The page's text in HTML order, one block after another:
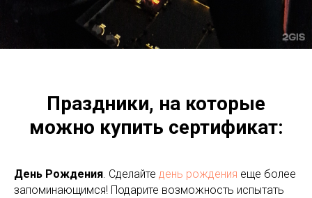
Праздники, на которые
можно купить сертификат:
День Рождения. Сделайте день рождения еще более
запоминающимся! Подарите возможность испытать